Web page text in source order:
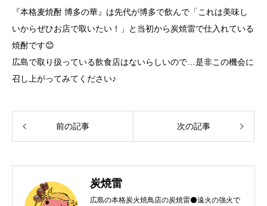
『本格麦焼酎 博多の華』は先代が博多で飲んで「これは美味し
いからぜひお店で取いたい！」と当初から炭焼雷で仕入れている
焼酎です😊
広島で取り扱っている飲食店はないらしいので…是非この機会に
召し上がってみてください♪
前の記事 次の記事
炭焼雷
広島の本格炭火焼鳥店の炭焼雷⚫️遠火の強火で